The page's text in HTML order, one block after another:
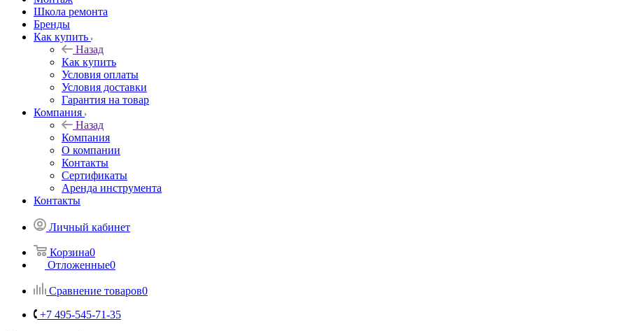
Школа ремонта
Бренды
Как купить
Назад
Как купить
Условия оплаты
Условия доставки
Гарантия на товар
Компания
Назад
Компания
О компании
Контакты
Сертификаты
Аренда инструмента
Контакты
Личный кабинет
Корзина0
Отложенные0
Сравнение товаров0
+7 495-545-71-35